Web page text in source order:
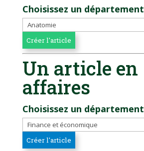
Choisissez un département
Un article en
affaires
Choisissez un département